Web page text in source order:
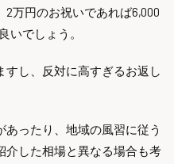
万円のお祝いであれば6,000
いでしょう。
し、反対に高すぎるお返し
ったり、地域の風習に従う
介した相場と異なる場合も考